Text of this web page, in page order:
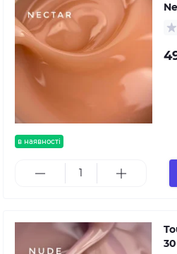
в наявності